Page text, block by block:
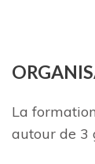
ORGANIS
La
autour de 3